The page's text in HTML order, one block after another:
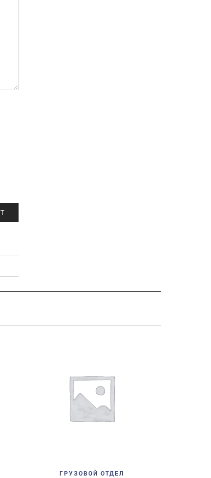
Add to wishlist Quick View
ГРУЗОВОЙ ОТДЕЛ